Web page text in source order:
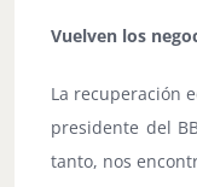
Vuelven los
La recuperación
presidente del
tanto, nos